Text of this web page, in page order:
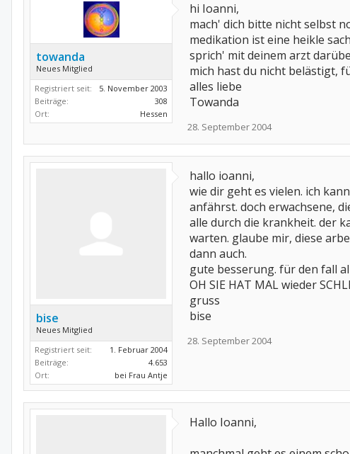
towanda
Neues Mitglied
Registriert seit:
5. November 2003
Beiträge:
308
Ort:
Hessen
hi Ioanni,
mach' dich bitte nicht selbst
medikation ist eine heikle
sprich' mit deinem arzt
mich hast du nicht belästigt,
alles liebe
Towanda
28. September 2004
bise
Neues Mitglied
Registriert seit:
1. Februar 2004
Beiträge:
4.653
Ort:
bei Frau Antje
hallo ioanni,
wie dir geht es vielen. ich
anfährst. doch erwachsene,
alle durch die krankheit. der
warten. glaube mir, diese
dann auch.
gute besserung. für den fall
OH SIE HAT MAL wieder
gruss
bise
28. September 2004
Hallo Ioanni,